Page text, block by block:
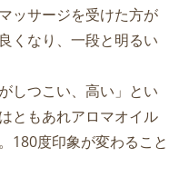
ッサージを受けた方が
くなり、一段と明るい
しつこい、高い」とい
ともあれアロマオイル
180度印象が変わること